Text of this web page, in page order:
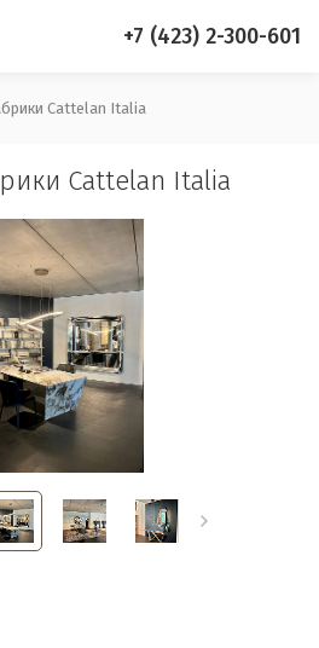
+7 (423) 2-300-601
Cattelan Italia
Cattelan Italia